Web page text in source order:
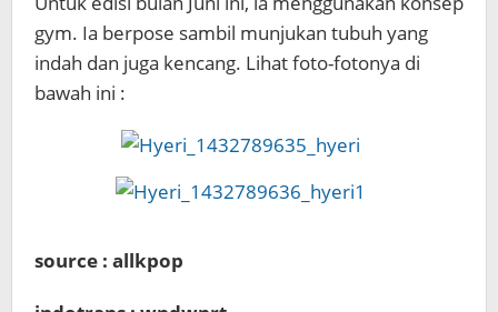
gym. Ia berpose sambil munjukan tubuh yang
indah dan juga kencang. Lihat foto-fotonya di
bawah ini :
source : allkpop